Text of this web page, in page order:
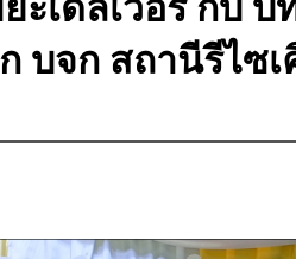
บจก สถานีรีไซเ